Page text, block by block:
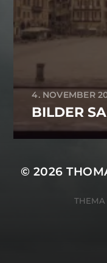
4. NOVEMBER
BILDER
© 2026
THEMA